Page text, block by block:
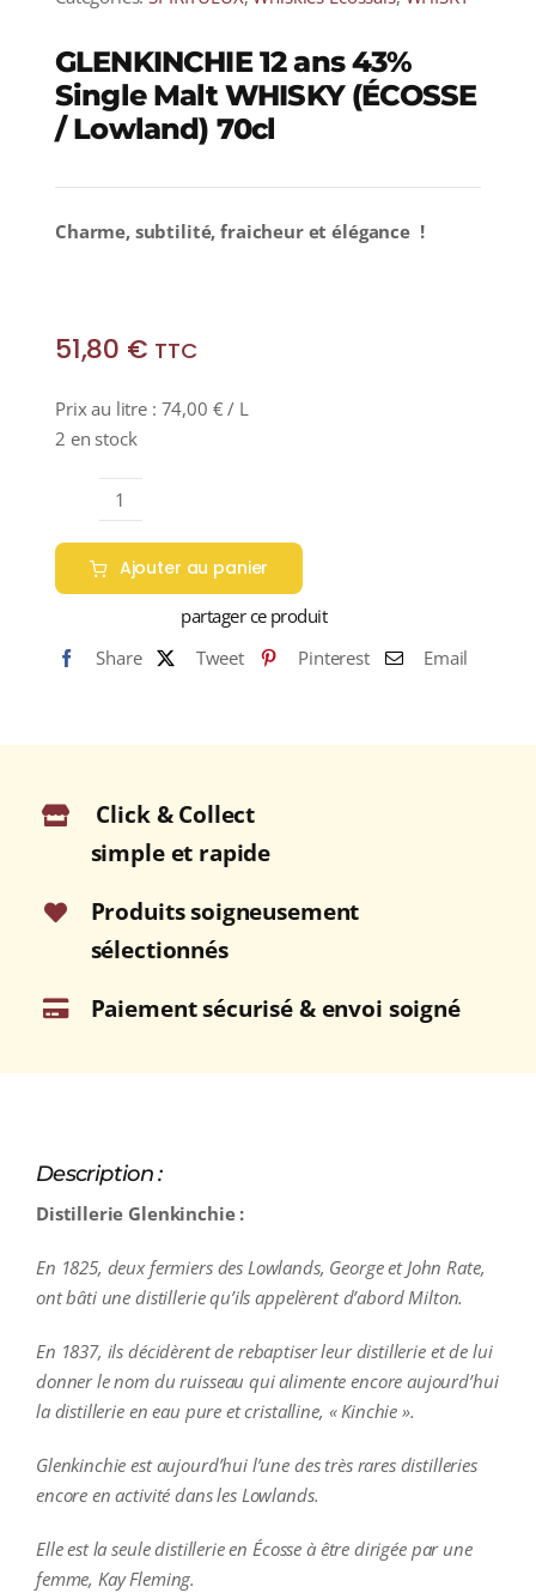
GLENKINCHIE 12 ans 43%
Single Malt WHISKY (ÉCOSSE
/ Lowland) 70cl
Charme, subtilité, fraicheur et élégance !
51,80 € TTC
Prix au litre : 74,00 € / L
2 en stock
quantité
de
GLENKINCHIE
12
43%
WHISKY
/
Lowland)
70cl
Ajouter au panier
partager ce produit
Share
Tweet Pinterest Email
Click & Collect
simple et rapide
Produits soigneusement
sélectionnés
Paiement sécurisé & envoi soigné
Description :
Distillerie Glenkinchie :
En 1825, deux fermiers des Lowlands, George et John Rate,
ont bâti une distillerie qu’ils appelèrent d’abord Milton.
En 1837, ils décidèrent de rebaptiser leur distillerie et de lui
donner le nom du ruisseau qui alimente encore aujourd’hui
la distillerie en eau pure et cristalline, « Kinchie ».
Glenkinchie est aujourd’hui l’une des très rares distilleries
encore en activité dans les Lowlands.
Elle est la seule distillerie en Écosse à être dirigée par une
femme, Kay Fleming.